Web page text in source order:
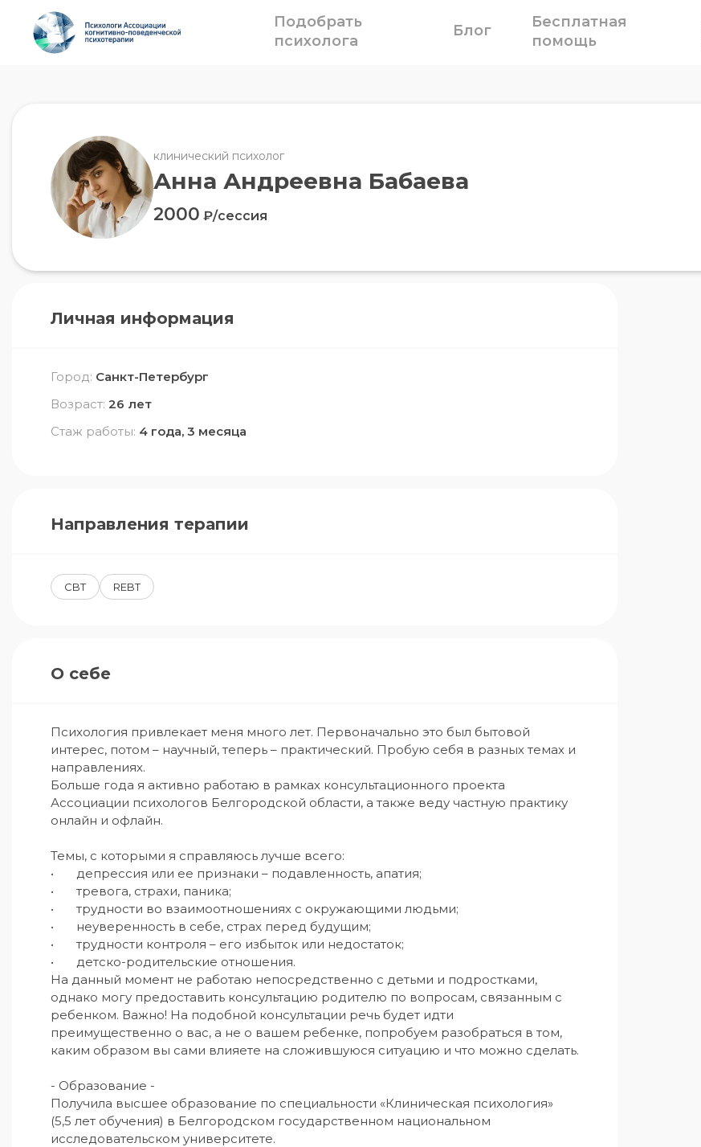
Подобрать
психолога
Блог Бесплатная
помощь
клинический психолог
Анна Андреевна Бабаева
2000 ₽/сессия
Личная информация
Город: Санкт-Петербург
Возраст: 26 лет
Стаж работы: 4 года, 3 месяца
Направления терапии
CBT REBT
О себе
Психология привлекает меня много лет. Первоначально это был бытовой
интерес, потом – научный, теперь – практический. Пробую себя в разных темах и
направлениях.
Больше года я активно работаю в рамках консультационного проекта
Ассоциации психологов Белгородской области, а также веду частную практику
онлайн и офлайн.
Темы, с которыми я справляюсь лучше всего:
•	депрессия или ее признаки – подавленность, апатия;
•	тревога, страхи, паника;
•	трудности во взаимоотношениях с окружающими людьми;
•	неуверенность в себе, страх перед будущим;
•	трудности контроля – его избыток или недостаток;
•	детско-родительские отношения.
На данный момент не работаю непосредственно с детьми и подростками,
однако могу предоставить консультацию родителю по вопросам, связанным с
ребенком. Важно! На подобной консультации речь будет идти
преимущественно о вас, а не о вашем ребенке, попробуем разобраться в том,
каким образом вы сами влияете на сложившуюся ситуацию и что можно сделать.
- Образование -
Получила высшее образование по специальности «Клиническая психология»
(5,5 лет обучения) в Белгородском государственном национальном
исследовательском университете.